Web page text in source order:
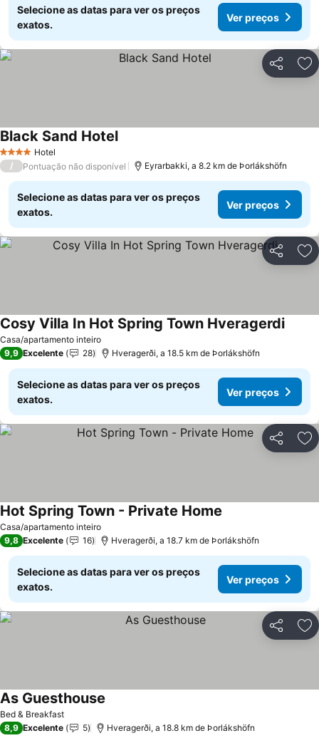
Selecione as datas para ver os preços
exatos.
Ver preços
Partilhar
4 EstrelasHotel
Black Sand Hotel
/ Pontuação não disponível Eyrarbakki, a 8.2 km de Þorlákshöfn
Selecione as datas para ver os preços
exatos.
Ver preços
Partilhar
Casa/apartamento inteiro
Cosy Villa In Hot Spring Town Hveragerdi
9,9 Excelente 28 Hveragerði, a 18.5 km de Þorlákshöfn
Selecione as datas para ver os preços
exatos.
Ver preços
Partilhar
Casa/apartamento inteiro
Hot Spring Town - Private Home
9,8 Excelente 16 Hveragerði, a 18.7 km de Þorlákshöfn
Selecione as datas para ver os preços
exatos.
Ver preços
Partilhar
Bed & Breakfast
As Guesthouse
8,9 Excelente 5 Hveragerði, a 18.8 km de Þorlákshöfn